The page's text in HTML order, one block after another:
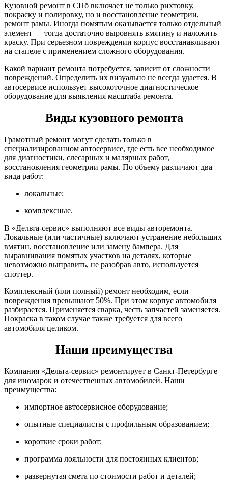
Кузовной ремонт в СПб включает не только рихтовку,
покраску и полировку, но и восстановление геометрии,
ремонт рамы. Иногда помятым оказывается только отдельный
элемент — тогда достаточно выровнять вмятину и наложить
краску. При серьезном повреждении корпус восстанавливают
на стапеле с применением сложного оборудования.
Какой вариант ремонта потребуется, зависит от сложности
повреждений. Определить их визуально не всегда удается. В
автосервисе использует высокоточное диагностическое
оборудование для выявления масштаба ремонта.
Виды кузовного ремонта
Грамотный ремонт могут сделать только в
специализированном автосервисе, где есть все необходимое
для диагностики, слесарных и малярных работ,
восстановления геометрии рамы. По объему различают два
вида работ:
локальные;
комплексные.
В «Дельта-сервис» выполняют все виды авторемонта.
Локальные (или частичные) включают устранение небольших
вмятин, восстановление или замену бампера. Для
выравнивания помятых участков на деталях, которые
невозможно выправить, не разобрав авто, используется
споттер.
Комплексный (или полный) ремонт необходим, если
повреждения превышают 50%. При этом корпус автомобиля
разбирается. Применяется сварка, честь запчастей заменяется.
Покраска в таком случае также требуется для всего
автомобиля целиком.
Наши преимущества
Компания «Дельта-сервис» ремонтирует в Санкт-Петербурге
для иномарок и отечественных автомобилей. Наши
преимущества:
импортное автосервисное оборудование;
опытные специалисты с профильным образованием;
короткие сроки работ;
программа лояльности для постоянных клиентов;
развернутая смета по стоимости работ и деталей;